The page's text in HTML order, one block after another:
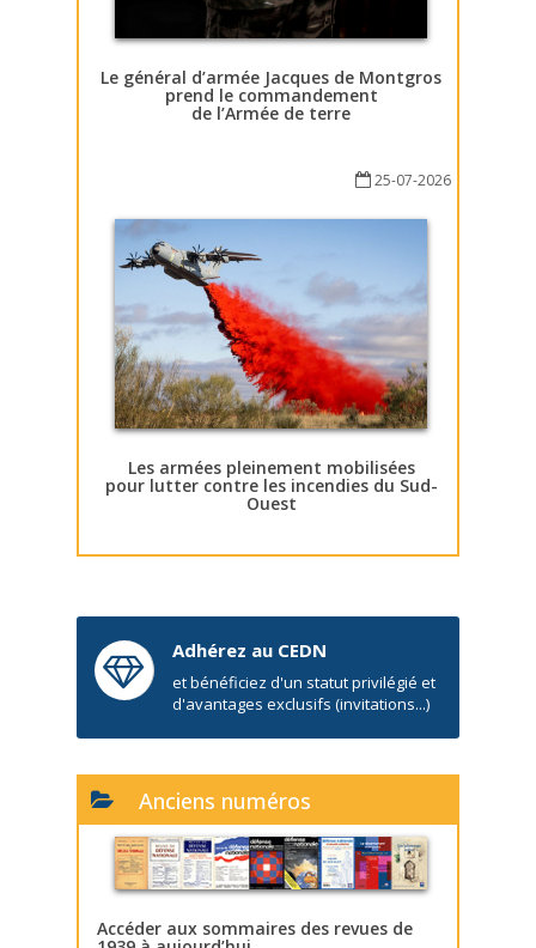
Le général d’armée Jacques de Montgros
prend le commandement
de l’Armée de terre
25-07-2026
Les armées pleinement mobilisées
pour lutter contre les incendies du Sud-
Ouest
Adhérez au CEDN
et bénéficiez d'un statut privilégié et
d'avantages exclusifs (invitations...)
Anciens numéros
Accéder aux sommaires des revues de